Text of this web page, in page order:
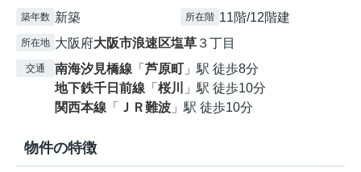
築年数 新築 所在階 11階/12階建
所在地 大阪府大阪市浪速区塩草 ３丁目
交通 南海汐見橋線 「 芦原町 」駅 徒歩8分
地下鉄千日前線 「 桜川
」駅 徒歩10分
関西本線 「 ＪＲ難波 」駅 徒歩10分
物件の特徴